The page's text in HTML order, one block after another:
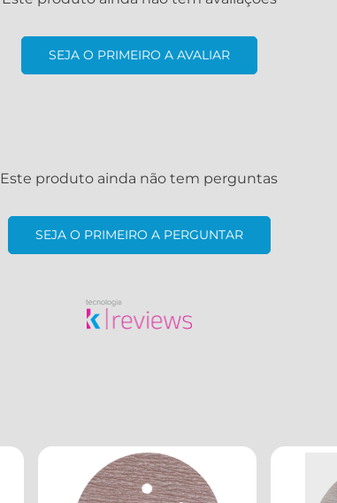
SEJA O PRIMEIRO A AVALIAR
Este produto ainda não tem perguntas
SEJA O PRIMEIRO A PERGUNTAR